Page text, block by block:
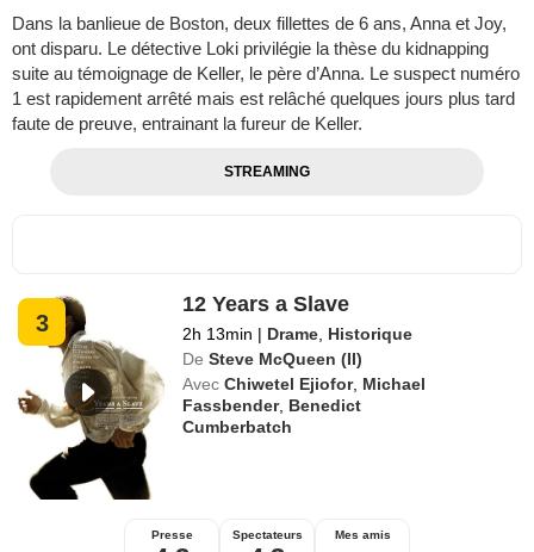
Dans la banlieue de Boston, deux fillettes de 6 ans, Anna et Joy,
ont disparu. Le détective Loki privilégie la thèse du kidnapping
suite au témoignage de Keller, le père d’Anna. Le suspect numéro
1 est rapidement arrêté mais est relâché quelques jours plus tard
faute de preuve, entrainant la fureur de Keller.
STREAMING
3
12 Years a Slave
2h 13min | Drame Historique
De Steve McQueen (II)
Avec Chiwetel Ejiofor, Michael
Fassbender, Benedict
Cumberbatch
Presse Spectateurs Mes amis